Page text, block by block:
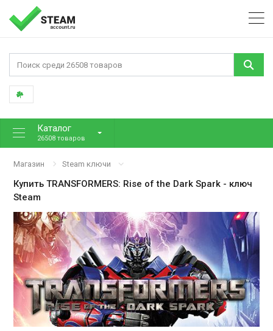
Каталог
26508 товаров
Магазин Steam ключи
КупитьTRANSFORMERS: Rise of the Dark Spark - ключ
Steam